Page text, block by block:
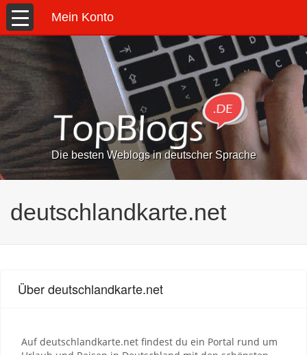
Mein Konto
Die besten Weblogs in deutscher Sprache
deutschlandkarte.net
Über deutschlandkarte.net
Auf deutschlandkarte.net findest du ein Portal rund um